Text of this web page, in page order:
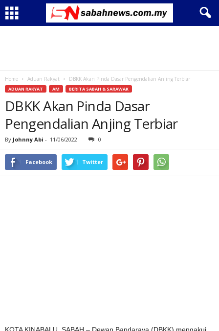
Home Aduan Rakyat DBKK Akan Pinda Dasar Pengendalian Anjing Terbiar
ADUAN RAKYAT AM BERITA SABAH & SARAWAK
DBKK Akan Pinda Dasar
Pengendalian Anjing Terbiar
By Johnny Abi - 11/06/2022 0
Facebook Twitter